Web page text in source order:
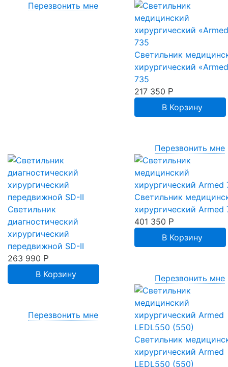
Перезвонить мне
Светильник
хирургический
735
217 350 Р
В Корзину
Перезвонить мне
Светильник
диагностический
хирургический
передвижной SD-II
263 990 Р
В Корзину
Перезвонить мне
Светильник
хирургический Armed
401 350 Р
В Корзину
Перезвонить мне
Светильник
хирургический Armed
LEDL550 (550)